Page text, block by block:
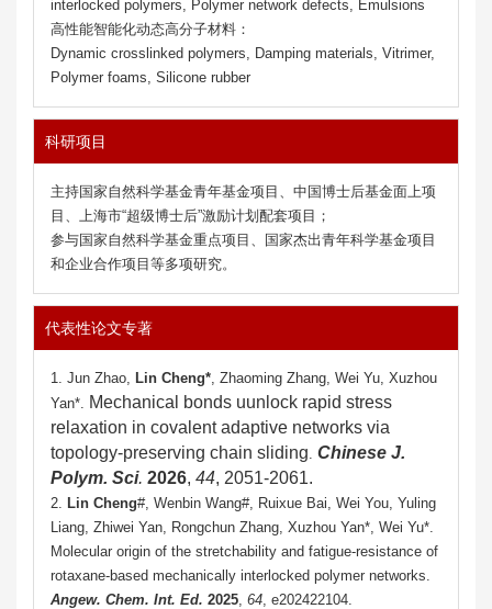
interlocked polymers, Polymer network defects, Emulsions
高性能智能化动态高分子材料：
Dynamic crosslinked polymers, Damping materials, Vitrimer,
Polymer foams, Silicone rubber
科研项目
主持国家自然科学基金青年基金项目、中国博士后基金面上项
目、上海市“超级博士后”激励计划配套项目；
参与国家自然科学基金重点项目、国家杰出青年科学基金项目
和企业合作项目等多项研究。
代表性论文专著
1. Jun Zhao, Lin Cheng* Zhaoming Zhang , Wei Yu, Xuzhou
Yan*
Mechanical bonds uunlock rapid stress
relaxation in covalent adaptive networks via
topology-preserving chain sliding Chinese J.
Polym. Sci. 2026, 44, 2051-2061.
2. Lin Cheng#, Wenbin Wang#, Ruixue Bai, Wei You, Yuling
Liang, Zhiwei Yan, Rongchun Zhang, Xuzhou Yan*, Wei Yu*.
Molecular origin of the stretchability and fatigue-resistance of
rotaxane-based mechanically interlocked polymer networks.
Angew. Chem. Int. Ed. 2025 64 , e202422104.